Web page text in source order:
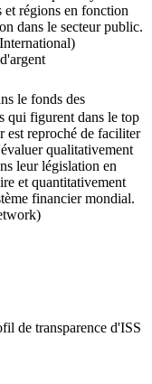
régions en fonction
dans le secteur public.
le fonds des
qui figurent dans le top
est reproché de faciliter
qualitativement
leur législation en
et quantitativement
financier mondial.
de transparence d'ISS